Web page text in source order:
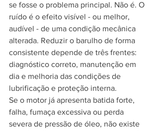
se fosse o problema principal. Não é. O
ruído é o efeito visível - ou melhor,
audível - de uma condição mecânica
alterada. Reduzir o barulho de forma
consistente depende de três frentes:
diagnóstico correto, manutenção em
dia e melhoria das condições de
lubrificação e proteção interna.
Se o motor já apresenta batida forte,
falha, fumaça excessiva ou perda
severa de pressão de óleo, não existe